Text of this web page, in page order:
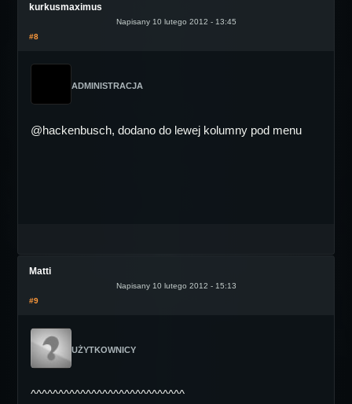
kurkusmaximus
Napisany 10 lutego 2012 - 13:45
#8
ADMINISTRACJA
@hackenbusch, dodano do lewej kolumny pod menu
Matti
Napisany 10 lutego 2012 - 15:13
#9
UŻYTKOWNICY
^^^^^^^^^^^^^^^^^^^^^^^^^^^^